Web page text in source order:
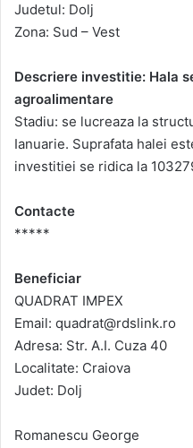
Judetul: Dolj
Zona: Sud – Vest
Descriere investitie: Hala
agroalimentare
Stadiu: se lucreaza la
Ianuarie. Suprafata halei
investitiei se ridica la
Contacte
*****
Beneficiar
QUADRAT IMPEX
Email: quadrat@rdslink.ro
Adresa: Str. A.I. Cuza 40
Localitate: Craiova
Judet: Dolj
Romanescu George